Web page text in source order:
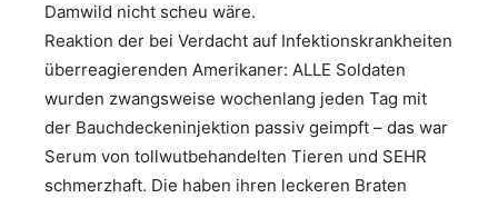
Damwild nicht scheu wäre.
Reaktion der bei Verdacht auf Infektionskrankheiten
überreagierenden Amerikaner: ALLE Soldaten
wurden zwangsweise wochenlang jeden Tag mit
der Bauchdeckeninjektion passiv geimpft – das war
Serum von tollwutbehandelten Tieren und SEHR
schmerzhaft. Die haben ihren leckeren Braten